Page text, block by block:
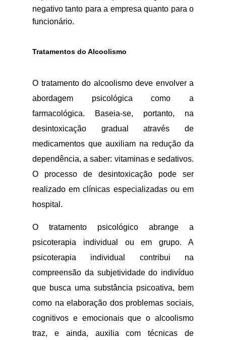
negativo tanto para a empresa quanto para o
funcionário.
Tratamentos do Alcoolismo
O tratamento do alcoolismo deve envolver a
abordagem psicológica como a
farmacológica. Baseia-se, portanto, na
desintoxicação gradual através de
medicamentos que auxiliam na redução da
dependência, a saber: vitaminas e sedativos.
O processo de desintoxicação pode ser
realizado em clínicas especializadas ou em
hospital.
O tratamento psicológico abrange a
psicoterapia individual ou em grupo. A
psicoterapia individual contribui na
compreensão da subjetividade do indivíduo
que busca uma substância psicoativa, bem
como na elaboração dos problemas sociais,
cognitivos e emocionais que o alcoolismo
traz, e ainda, auxilia com técnicas de